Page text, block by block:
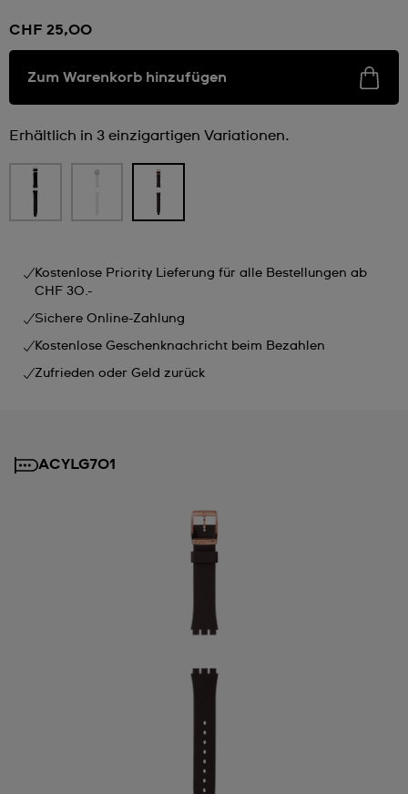
CHF 25,00
Zum Warenkorb hinzufügen
Erhältlich in 3 einzigartigen Variationen.
Kostenlose Priority Lieferung für alle Bestellungen ab
CHF 30.-
Sichere Online-Zahlung
Kostenlose Geschenknachricht beim Bezahlen
Zufrieden oder Geld zurück
ACYLG701